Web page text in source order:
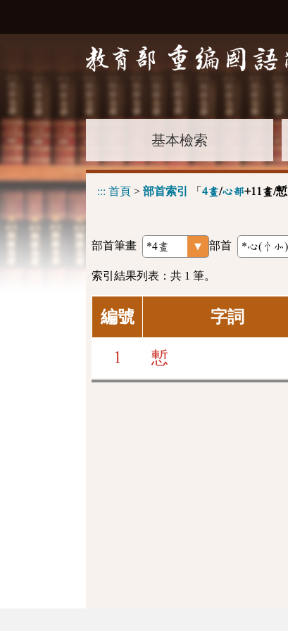
基本檢索
::: 首頁 > 部首索引 「 4畫/心部+11畫/慙
部首筆畫 部首
索引結果列表：共 1 筆。
編號 字詞
1 慙